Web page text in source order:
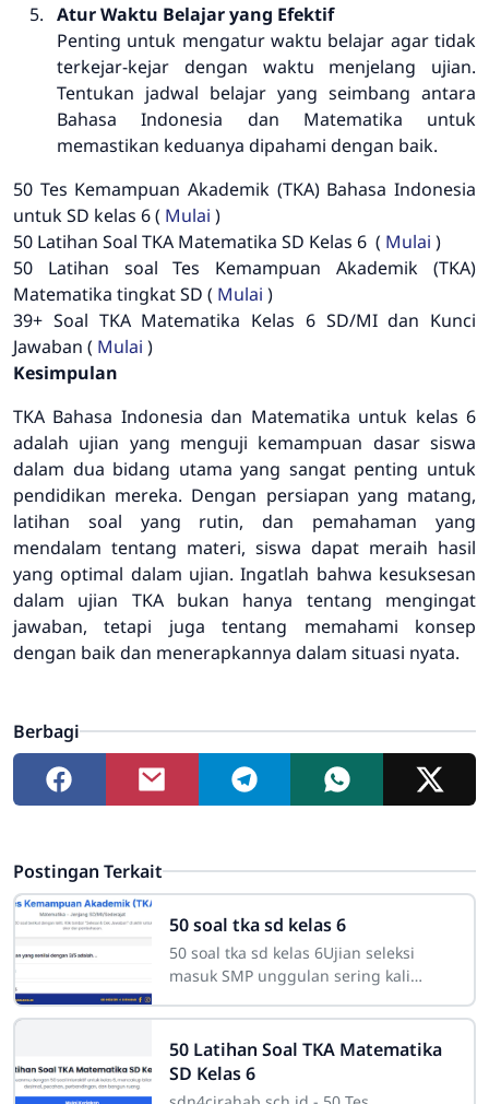
Atur Waktu Belajar yang Efektif
Penting untuk mengatur waktu belajar agar tidak
terkejar-kejar dengan waktu menjelang ujian.
Tentukan jadwal belajar yang seimbang antara
Bahasa Indonesia dan Matematika untuk
memastikan keduanya dipahami dengan baik.
50 Tes Kemampuan Akademik (TKA) Bahasa Indonesia
untuk SD kelas 6 ( Mulai )
50 Latihan Soal TKA Matematika SD Kelas 6 ( Mulai )
50 Latihan soal Tes Kemampuan Akademik (TKA)
Matematika tingkat SD ( Mulai )
39+ Soal TKA Matematika Kelas 6 SD/MI dan Kunci
Jawaban ( Mulai )
Kesimpulan
TKA Bahasa Indonesia dan Matematika untuk kelas 6
adalah ujian yang menguji kemampuan dasar siswa
dalam dua bidang utama yang sangat penting untuk
pendidikan mereka. Dengan persiapan yang matang,
latihan soal yang rutin, dan pemahaman yang
mendalam tentang materi, siswa dapat meraih hasil
yang optimal dalam ujian. Ingatlah bahwa kesuksesan
dalam ujian TKA bukan hanya tentang mengingat
jawaban, tetapi juga tentang memahami konsep
dengan baik dan menerapkannya dalam situasi nyata.
Berbagi
Postingan Terkait
50 soal tka sd kelas 6
50 soal tka sd kelas 6Ujian seleksi
masuk SMP unggulan sering kali
kelas 6 SD. Salah satu ujian yang
paling sering
50 Latihan Soal TKA Matematika
SD Kelas 6